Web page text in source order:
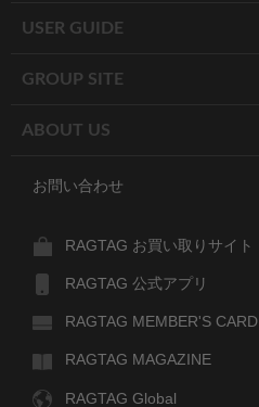
USER GUIDE
GROUP SITE
ABOUT US
お問い合わせ
RAGTAG お買い取りサイト
RAGTAG 公式アプリ
RAGTAG MEMBER'S CARD
RAGTAG MAGAZINE
RAGTAG Global